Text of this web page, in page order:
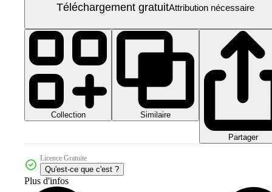
Téléchargement gratuitAttribution nécessaire
Collection Similaire
Partager
Licence Gratuite
Qu'est-ce que c'est ?
Plus d'infos